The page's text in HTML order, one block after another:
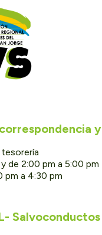
y
de 2:00 pm a 5:00 pm
pm a 4:30 pm
Salvoconductos